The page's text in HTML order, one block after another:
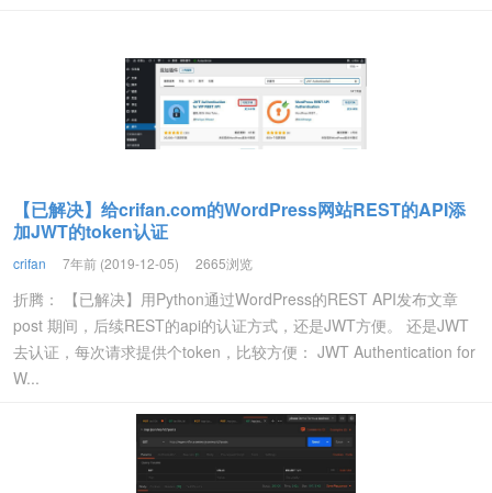
【已解决】给crifan.com的WordPress网站REST的API添
加JWT的token认证
crifan 7年前 (2019-12-05) 2665浏览
折腾： 【已解决】用Python通过WordPress的REST API发布文章
post 期间，后续REST的api的认证方式，还是JWT方便。 还是JWT
去认证，每次请求提供个token，比较方便： JWT Authentication for
W...